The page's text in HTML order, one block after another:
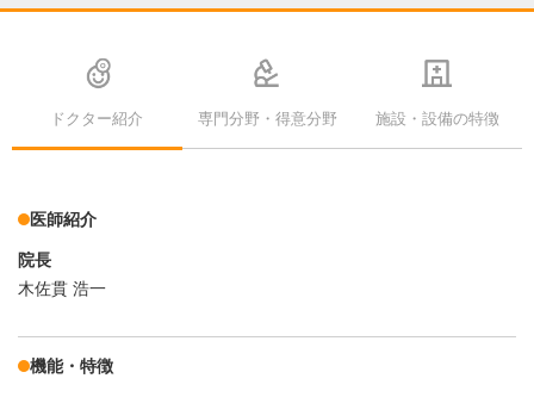
ドクター紹介 専門分野・得意分野 施設・設備の特徴
医師紹介
院長
木佐貫 浩一
機能・特徴